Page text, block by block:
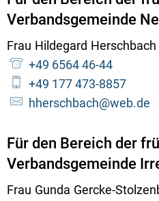
Verbandsgemeinde
Frau Hildegard Herschbach
+49 6564 46-44
+49 177 473-8857
hherschbach@web.de
Für den Bereich der
Verbandsgemeinde
Frau Gunda Gercke-